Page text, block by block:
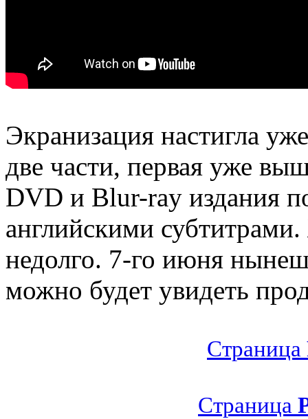
Экранизация настигла
две части, первая уже
DVD и Blur-ray издания
английскими
недолго. 7-го июня
можно будет увидеть
Страница
Страница